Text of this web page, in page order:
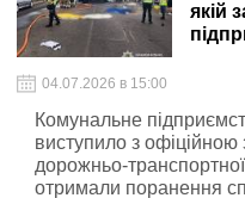
якій
04.07.2026 в 15:00
Комунальне
виступило з офіційною
дорожньо-
отримали поранення